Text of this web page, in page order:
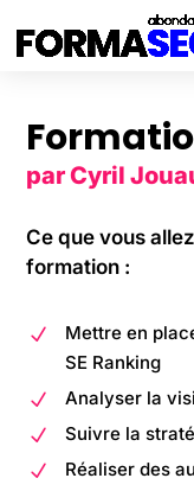
par Cyril
Ce que vous
formation :
N
Mettre en
SE Ranking
N Analyser la
N Suivre la
N Réaliser des